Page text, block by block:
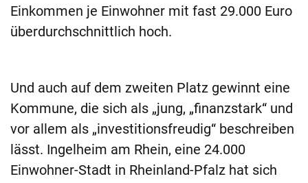
Einkommen je Einwohner mit fast 29.000 Euro
überdurchschnittlich hoch.
Und auch auf dem zweiten Platz gewinnt eine
Kommune, die sich als „jung, „finanzstark“ und
vor allem als „investitionsfreudig“ beschreiben
lässt. Ingelheim am Rhein, eine 24.000
Einwohner-Stadt in Rheinland-Pfalz hat sich